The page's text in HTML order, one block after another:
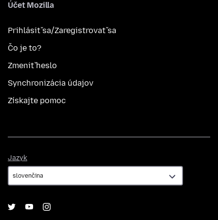
Účet Mozilla
Prihlásiť sa/Zaregistrovať sa
Čo je to?
Zmeniť heslo
Synchronizácia údajov
Získajte pomoc
Jazyk